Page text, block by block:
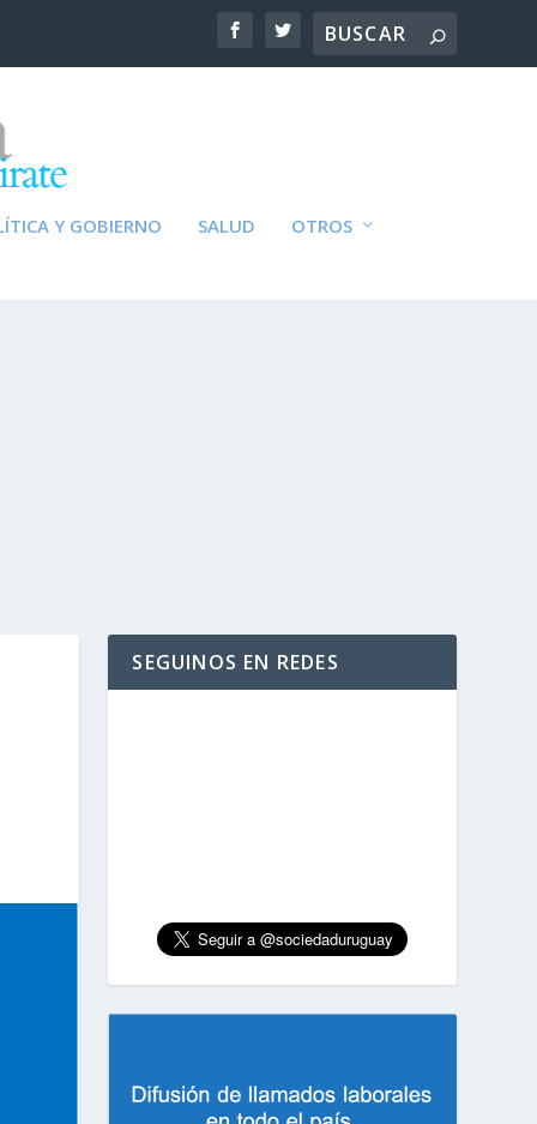
Y GOBIERNO SALUD OTROS
SEGUINOS EN REDES